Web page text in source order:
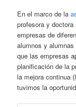
En el marco de la
profesora y
empresas de
alumnos y
que las empresas
planificación de la
la mejora continua
tuvimos la